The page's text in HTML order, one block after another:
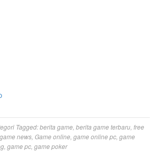
Tagged:berita game berita game terbaru free
game news Game online game online pc game
game pc game poker